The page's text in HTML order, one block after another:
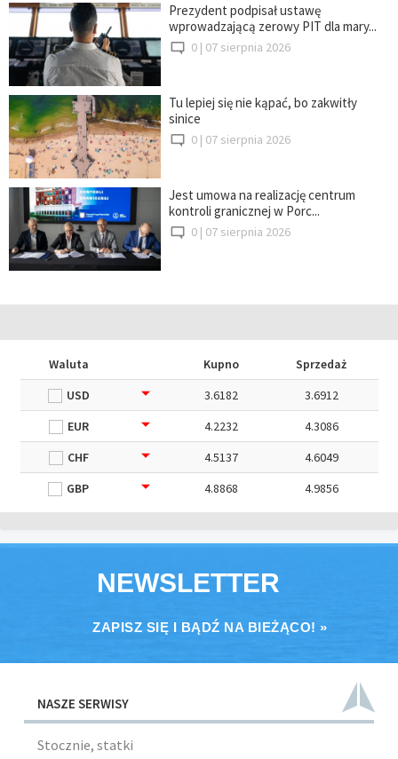
Prezydent podpisał ustawę
wprowadzającą zerowy PIT dla mary...
0 | 07 sierpnia 2026
Tu lepiej się nie kąpać, bo zakwitły
sinice
0 | 07 sierpnia 2026
Jest umowa na realizację centrum
kontroli granicznej w Porc...
0 | 07 sierpnia 2026
Waluta Kupno
Sprzedaż
USD
3.6182
3.6912
EUR
4.2232
4.3086
CHF
4.5137
4.6049
GBP
4.8868 4.9856
NEWSLETTER
ZAPISZ SIĘ I BĄDŹ NA BIEŻĄCO! »
NASZE SERWISY
Stocznie, statki